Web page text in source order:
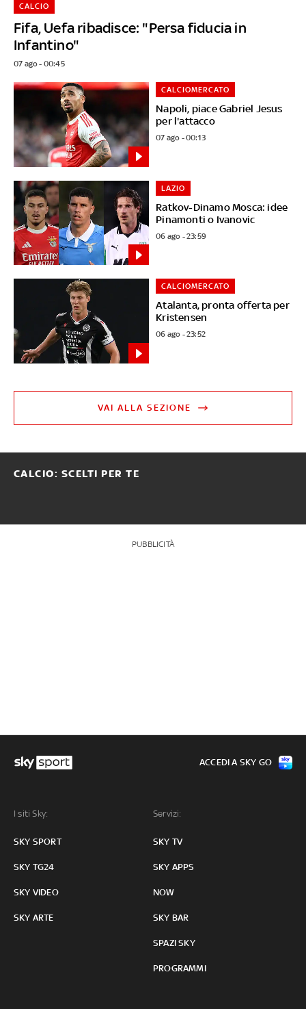
Fifa, Uefa ribadisce: "Persa fiducia in
Infantino"
CALCIO
07 ago - 00:45
Napoli, piace Gabriel Jesus
per l'attacco
CALCIOMERCATO
07 ago - 00:13
Ratkov-Dinamo Mosca: idee
Pinamonti o Ivanovic
LAZIO
06 ago - 23:59
Atalanta, pronta offerta per
Kristensen
CALCIOMERCATO
06 ago - 23:52
VAI ALLA SEZIONE
CALCIO: SCELTI PER TE
PUBBLICITÀ
I siti Sky:
SKY SPORT
SKY TG24
SKY VIDEO
SKY ARTE
Servizi:
SKY TV
SKY APPS
NOW
SKY BAR
SPAZI SKY
PROGRAMMI
ACCEDI A SKY GO